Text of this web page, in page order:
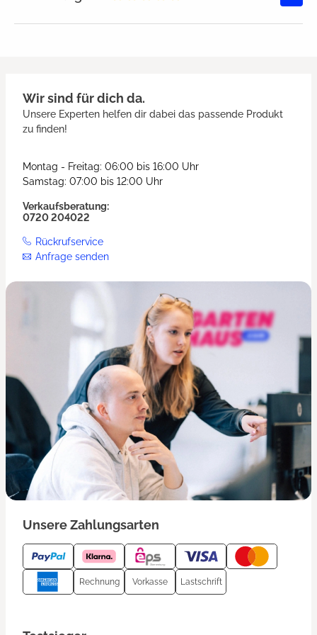
Wir sind für dich da.
Unsere Experten helfen dir dabei das passende Produkt
zu finden!
Montag - Freitag: 06:00 bis 16:00 Uhr
Samstag: 07:00 bis 12:00 Uhr
Verkaufsberatung:
0720 204022
Rückrufservice
Anfrage senden
Unsere Zahlungsarten
Rechnung Vorkasse Lastschrift